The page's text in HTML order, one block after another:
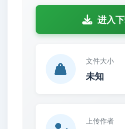
进入
文件大小
未知
上传作者